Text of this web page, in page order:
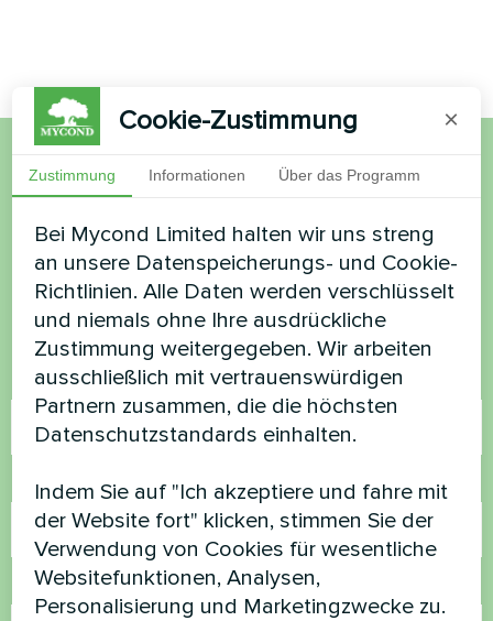
Möchten Sie kaufen oder
haben Sie Fragen?
Kontaktieren Sie uns und wir werden Ihnen
helfen
Name
Rufnummer
E-Mail
Cookie-Zustimmung ×
Zustimmung Informationen Über das Programm
Bei Mycond Limited halten wir uns streng
an unsere Datenspeicherungs- und Cookie-
Richtlinien. Alle Daten werden verschlüsselt
und niemals ohne Ihre ausdrückliche
Zustimmung weitergegeben. Wir arbeiten
ausschließlich mit vertrauenswürdigen
Partnern zusammen, die die höchsten
Datenschutzstandards einhalten.
Indem Sie auf "Ich akzeptiere und fahre mit
der Website fort" klicken, stimmen Sie der
Verwendung von Cookies für wesentliche
Websitefunktionen, Analysen,
Personalisierung und Marketingzwecke zu.